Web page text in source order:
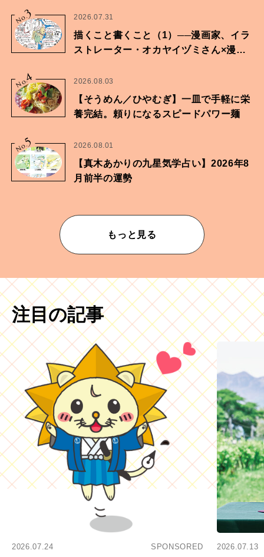
No.
3 2026.07.31
描くこと書くこと（1）──漫画家、イラ
ストレーター・オカヤイヅミさん×漫画
No.
4 2026.08.03
【そうめん／ひやむぎ】一皿で手軽に栄
養完結。頼りになるスピードパワー麺
No.
5 2026.08.01
【真木あかりの九星気学占い】2026年8
月前半の運勢
もっと見る
注目の記事
2026.07.24 SPONSORED 2026.07.13